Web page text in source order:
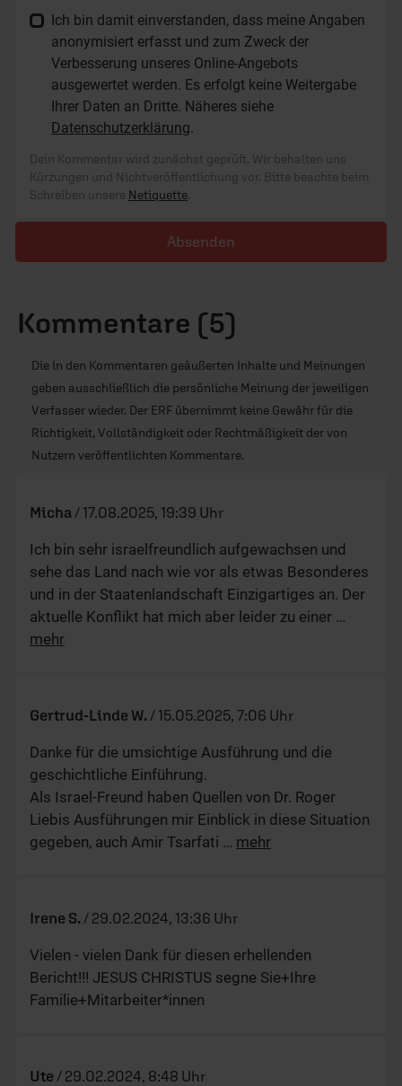
Ich bin damit einverstanden, dass meine Angaben
anonymisiert erfasst und zum Zweck der
Verbesserung unseres Online-Angebots
ausgewertet werden. Es erfolgt keine Weitergabe
Ihrer Daten an Dritte. Näheres siehe
Datenschutzerklärung.
Dein Kommentar wird zunächst geprüft. Wir behalten uns
Kürzungen und Nichtveröffentlichung vor. Bitte beachte beim
Schreiben unsere Netiquette.
Absenden
Kommentare (5)
Die in den Kommentaren geäußerten Inhalte und Meinungen
geben ausschließlich die persönliche Meinung der jeweiligen
Verfasser wieder. Der ERF übernimmt keine Gewähr für die
Richtigkeit, Vollständigkeit oder Rechtmäßigkeit der von
Nutzern veröffentlichten Kommentare.
Micha / 17.08.2025, 19:39 Uhr
Ich bin sehr israelfreundlich aufgewachsen und
sehe das Land nach wie vor als etwas Besonderes
und in der Staatenlandschaft Einzigartiges an. Der
aktuelle Konflikt hat mich aber leider zu einer …
mehr
Gertrud-Linde W. / 15.05.2025, 7:06 Uhr
Danke für die umsichtige Ausführung und die
geschichtliche Einführung.
Als Israel-Freund haben Quellen von Dr. Roger
Liebis Ausführungen mir Einblick in diese Situation
gegeben, auch Amir Tsarfati … mehr
Irene S. / 29.02.2024, 13:36 Uhr
Vielen - vielen Dank für diesen erhellenden
Bericht!!! JESUS CHRISTUS segne Sie+Ihre
Familie+Mitarbeiter*innen
Ute / 29.02.2024, 8:48 Uhr